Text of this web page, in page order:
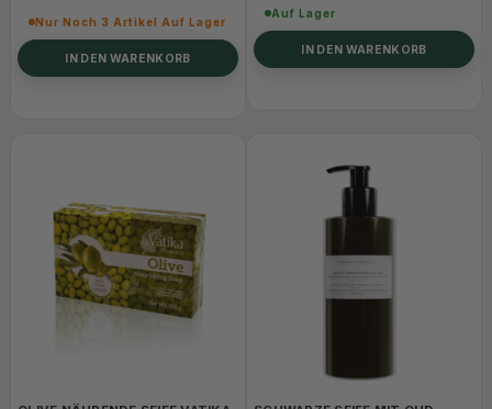
Nur Noch 3 Artikel Auf Lager
IN DEN WARENKORB
Auf Lager
IN DEN WARENKORB